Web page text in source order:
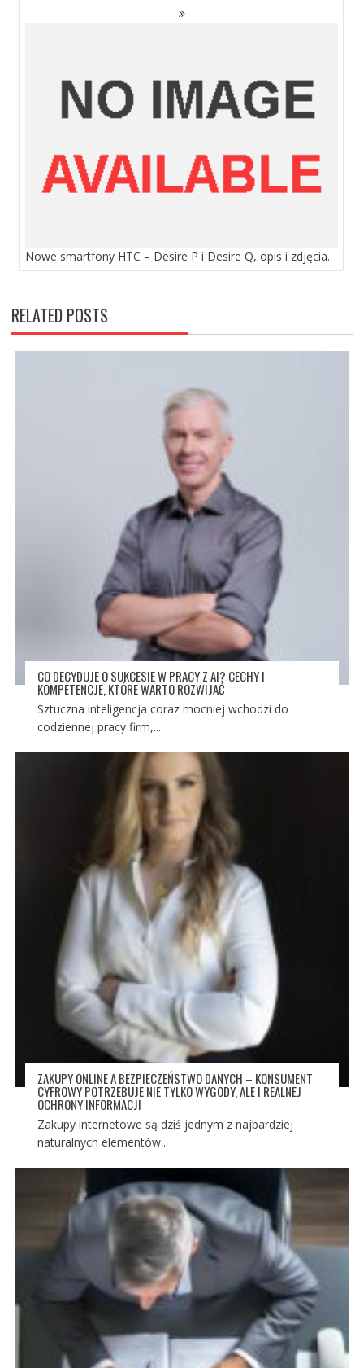
Nowe smartfony HTC – Desire P i Desire Q, opis i zdjęcia.
RELATED POSTS
CO DECYDUJE O SUKCESIE W PRACY Z AI? CECHY I
KOMPETENCJE, KTÓRE WARTO ROZWIJAĆ
Sztuczna inteligencja coraz mocniej wchodzi do
codziennej pracy firm,...
ZAKUPY ONLINE A BEZPIECZEŃSTWO DANYCH – KONSUMENT
CYFROWY POTRZEBUJE NIE TYLKO WYGODY, ALE I REALNEJ
OCHRONY INFORMACJI
Zakupy internetowe są dziś jednym z najbardziej
naturalnych elementów...